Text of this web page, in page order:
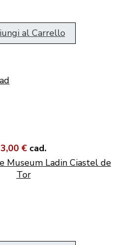
al Carrello
3,00 € cad.
Museum Ladin Ciastel de
Tor